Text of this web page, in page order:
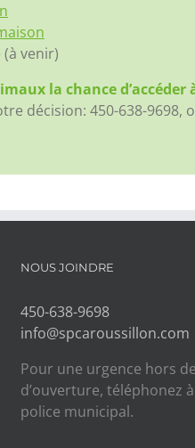
venir)
la chance d’accéder
décision: 450-638-9698,
NOUS JOINDRE
450-638-9698
info@spcaroussillon.com
Pour une urgence hors
d’ouverture, téléphonez
police municipal.